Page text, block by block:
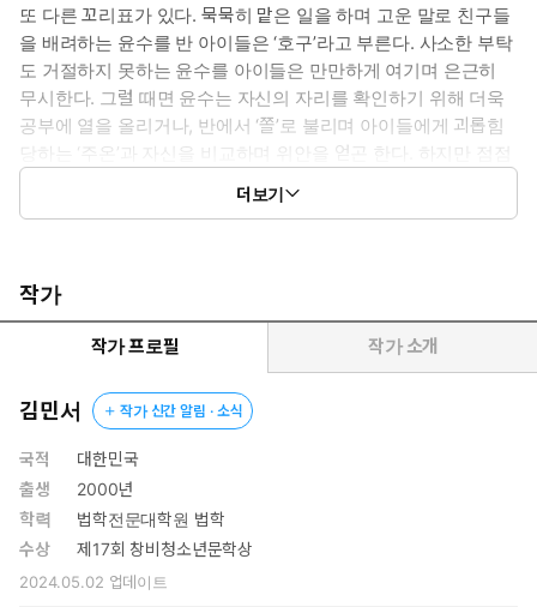
또 다른 꼬리표가 있다. 묵묵히 맡은 일을 하며 고운 말로 친구들
을 배려하는 윤수를 반 아이들은 ‘호구’라고 부른다. 사소한 부탁
도 거절하지 못하는 윤수를 아이들은 만만하게 여기며 은근히
무시한다. 그럴 때면 윤수는 자신의 자리를 확인하기 위해 더욱
공부에 열을 올리거나, 반에서 ‘쫄’로 불리며 아이들에게 괴롭힘
당하는 ‘주온’과 자신을 비교하며 위안을 얻곤 한다. 하지만 점점
쫄과 엮여 함께 무시당하고, 삼선 국회의원의 아들로 반에서 잘
나가는 ‘권이철’에게 찍히고 만다. 착한 척한다는 이유로 ‘위선
처럼 ‘압도적인 사람’이 되기로 결심한다.
목소리가 크고, 욕을 잘하고, 무엇이든 자신이 원하는 대로 하고
야 마는 권이철. 권이철을 관찰하고 그 특징을 따라 하기로 한 윤
수는 운동을 시작하고 어설프게 욕을 내뱉어 본다. 거절하는 연습
을 하고 거친 행동을 하고, 더욱 치열하게 자신을 바꾸고자 한 윤
수는 권이철처럼 머리를 노랗게 물들이며 다짐한다. “아주 크고,
무겁고, 더러운 사람”이 되기로.(110면)
잊히지 않는 기억이 되고 싶었다. 누군가의 가슴에 깊이 꽂혀서
영영 지워지지 않은 채 남고 싶었다. 그러니 이 욕망은 불가항력
호구보다는 개새끼가 오래 남잖아. 134면
더보기
작가
작가 프로필 작가 소개
김민서 작가 신간 알림 · 소식
국적
대한민국
출생
2000년
학력
법학전문대학원 법학
수상
제17회 창비청소년문학상
2024.05.02 업데이트